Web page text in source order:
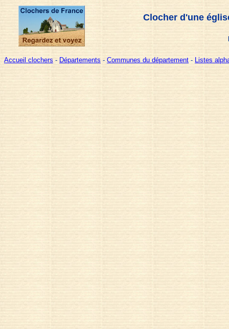
Clocher d'une
Accueil clochers - Départements - Communes du département - Listes